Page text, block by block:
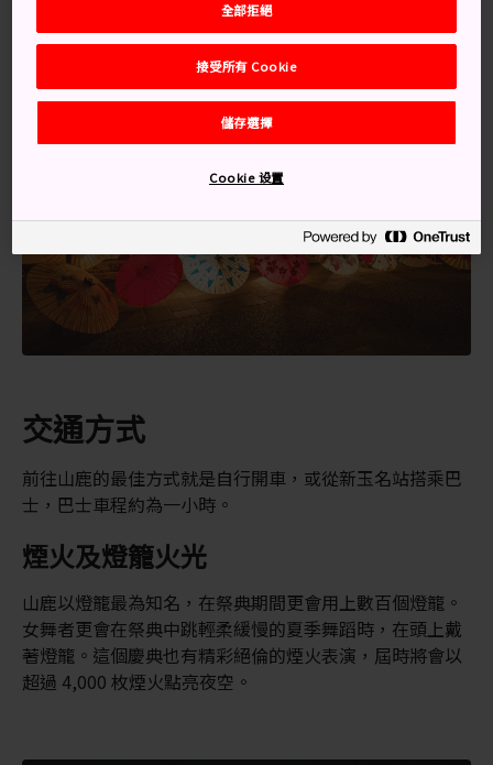
交通方式
前往山鹿的最佳方式就是自行開車，或從新玉名站搭乘巴
士，巴士車程約為一小時。
煙火及燈籠火光
山鹿以燈籠最為知名，在祭典期間更會用上數百個燈籠。
女舞者更會在祭典中跳輕柔緩慢的夏季舞蹈時，在頭上戴
著燈籠。這個慶典也有精彩絕倫的煙火表演，屆時將會以
超過 4,000 枚煙火點亮夜空。
全部拒絕
接受所有 Cookie
儲存選擇
Cookie 设置